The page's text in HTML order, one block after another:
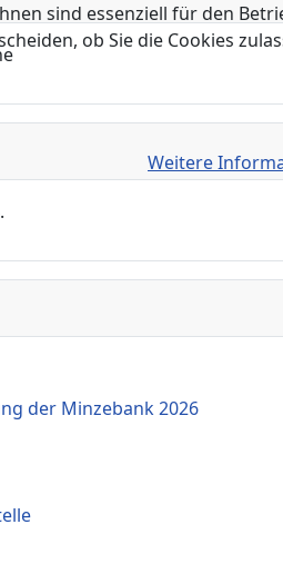
der Minzebank 2026
sind essenziell für den
ob Sie die Cookies
Weitere